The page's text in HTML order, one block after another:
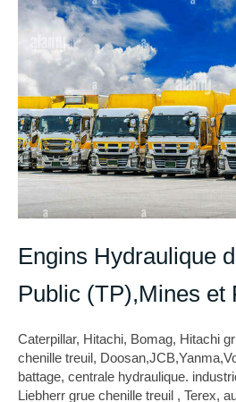
Engins Hydraulique
Public (TP),Mines et
Caterpillar, Hitachi, Bomag, Hitachi
chenille treuil,
battage, centrale hydraulique.
Liebherr grue chenille treuil , Terex,